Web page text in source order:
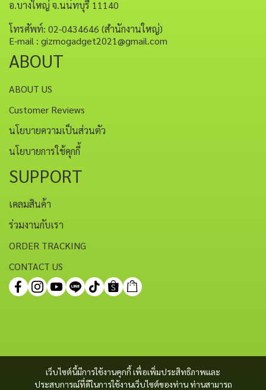
เว็บไซต์นี้มีการใช้งานคุกกี้ เพื่อเพิ่มประสิทธิภาพและ
ประสบการณ์ที่ดีในการใช้งานเว็บไซต์ของท่าน ท่านสามารถ
อ.บางใหญ่ จ.นนทบุรี 11140
โทรศัพท์: 02-0434646 (สำนักงานใหญ่)
E-mail : gizmogadget2021@gmail.com
ABOUT
ABOUT US
Customer Reviews
นโยบายความเป็นส่วนตัว
นโยบายการใช้คุกกี้
SUPPORT
เคลมสินค้า
ร่วมงานกับเรา
ORDER TRACKING
CONTACT US